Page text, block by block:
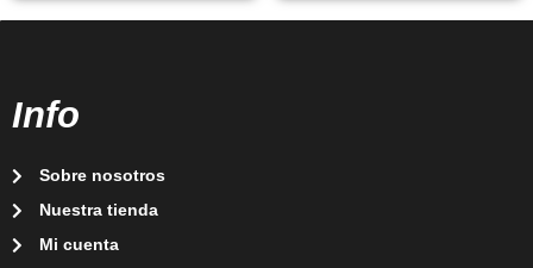
Info
Sobre nosotros
Nuestra tienda
Mi cuenta